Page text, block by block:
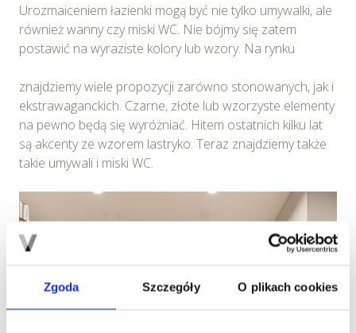
Zgoda Szczegóły O plikach cookies
Urozmaiceniem łazienki mogą być nie tylko umywalki, ale
również wanny czy miski WC. Nie bójmy się zatem
postawić na wyraziste kolory lub wzory. Na rynku
znajdziemy wiele propozycji zarówno stonowanych, jak i
ekstrawaganckich. Czarne, złote lub wzorzyste elementy
na pewno będą się wyróżniać. Hitem ostatnich kilku lat
są akcenty ze wzorem lastryko. Teraz znajdziemy także
takie umywali i miski WC.